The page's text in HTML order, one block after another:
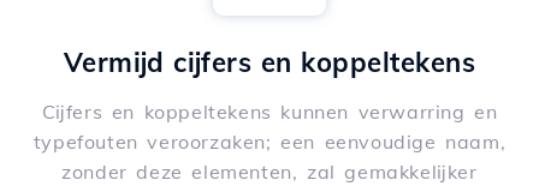
Vermijd cijfers en koppeltekens
Cijfers en koppeltekens kunnen verwarring en
typefouten veroorzaken; een eenvoudige naam,
zonder deze elementen, zal gemakkelijker